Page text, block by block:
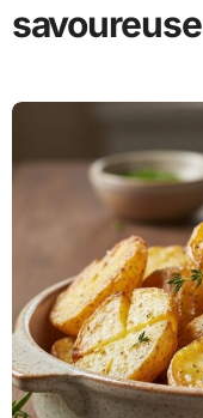
savoureuse